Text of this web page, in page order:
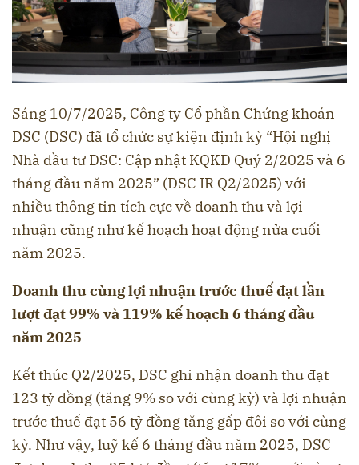
Sáng 10/7/2025, Công ty Cổ phần Chứng khoán
DSC (DSC) đã tổ chức sự kiện định kỳ “Hội nghị
Nhà đầu tư DSC: Cập nhật KQKD Quý 2/2025 và 6
tháng đầu năm 2025” (DSC IR Q2/2025) với
nhiều thông tin tích cực về doanh thu và lợi
nhuận cũng như kế hoạch hoạt động nửa cuối
năm 2025.
Doanh thu cùng lợi nhuận trước thuế đạt lần
lượt đạt 99% và 119% kế hoạch 6 tháng đầu
năm 2025
Kết thúc Q2/2025, DSC ghi nhận doanh thu đạt
123 tỷ đồng (tăng 9% so với cùng kỳ) và lợi nhuận
trước thuế đạt 56 tỷ đồng tăng gấp đôi so với cùng
kỳ. Như vậy, luỹ kế 6 tháng đầu năm 2025, DSC